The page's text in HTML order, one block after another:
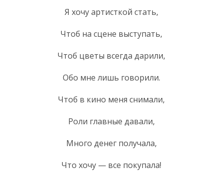
Я хочу артисткой стать,
Чтоб на сцене выступать,
Чтоб цветы всегда дарили,
Обо мне лишь говорили.
Чтоб в кино меня снимали,
Роли главные давали,
Много денег получала,
Что хочу — все покупала!